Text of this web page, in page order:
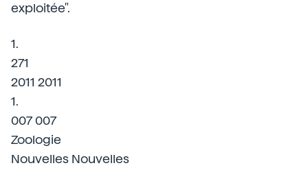
exploitée".
1.
271
2011 2011
1.
007 007
Zoologie
Nouvelles Nouvelles